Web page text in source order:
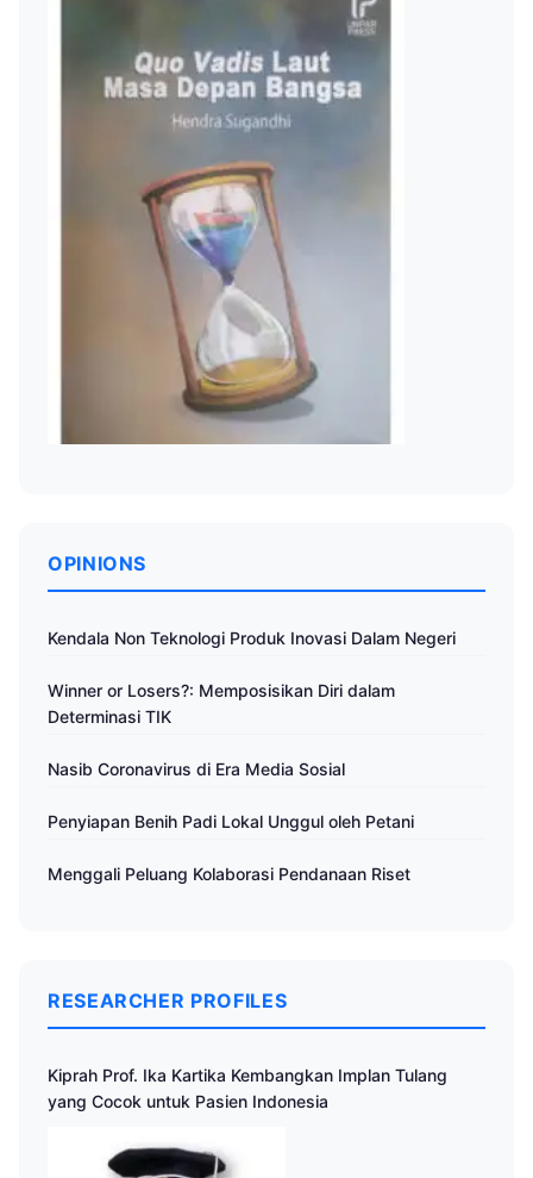
OPINIONS
Kendala Non Teknologi Produk Inovasi Dalam Negeri
Winner or Losers?: Memposisikan Diri dalam
Determinasi TIK
Nasib Coronavirus di Era Media Sosial
Penyiapan Benih Padi Lokal Unggul oleh Petani
Menggali Peluang Kolaborasi Pendanaan Riset
RESEARCHER PROFILES
Kiprah Prof. Ika Kartika Kembangkan Implan Tulang
yang Cocok untuk Pasien Indonesia